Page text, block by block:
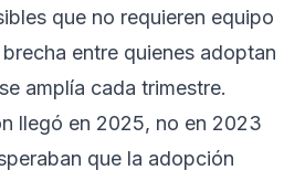
que no requieren equipo
entre quienes adoptan
amplía cada trimestre.
llegó en 2025, no en 2023
que la adopción